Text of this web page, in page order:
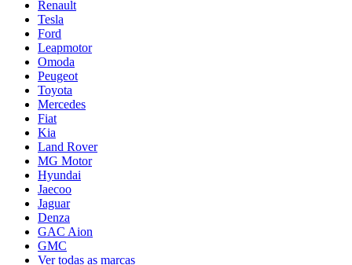
Renault
Tesla
Ford
Leapmotor
Omoda
Peugeot
Toyota
Mercedes
Fiat
Kia
Land Rover
MG Motor
Hyundai
Jaecoo
Jaguar
Denza
GAC Aion
GMC
Ver todas as marcas